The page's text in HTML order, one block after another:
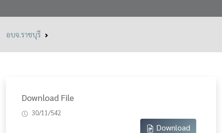
อบจ.ราชบุรี
Download File
30/11/542
Download